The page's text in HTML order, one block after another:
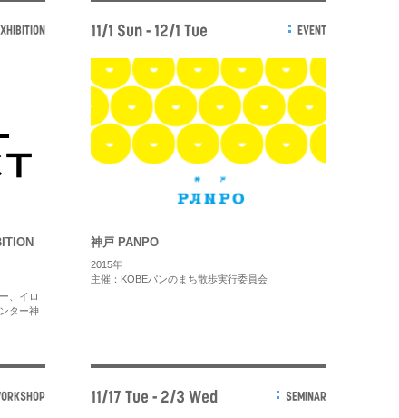
、イロ
ター神
11/1 Sun - 12/1 Tue EVENT
神戸 PANPO
2015年
主催：KOBEパンのまち散歩実行委員会
11/17 Tue - 2/3 Wed SEMINAR